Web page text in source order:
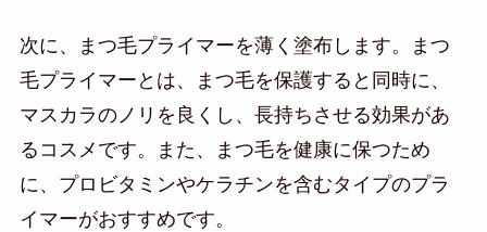
次に、まつ毛プライマーを薄く塗布します。まつ
毛プライマーとは、まつ毛を保護すると同時に、
マスカラのノリを良くし、長持ちさせる効果があ
るコスメです。また、まつ毛を健康に保つため
に、プロビタミンやケラチンを含むタイプのプラ
イマーがおすすめです。